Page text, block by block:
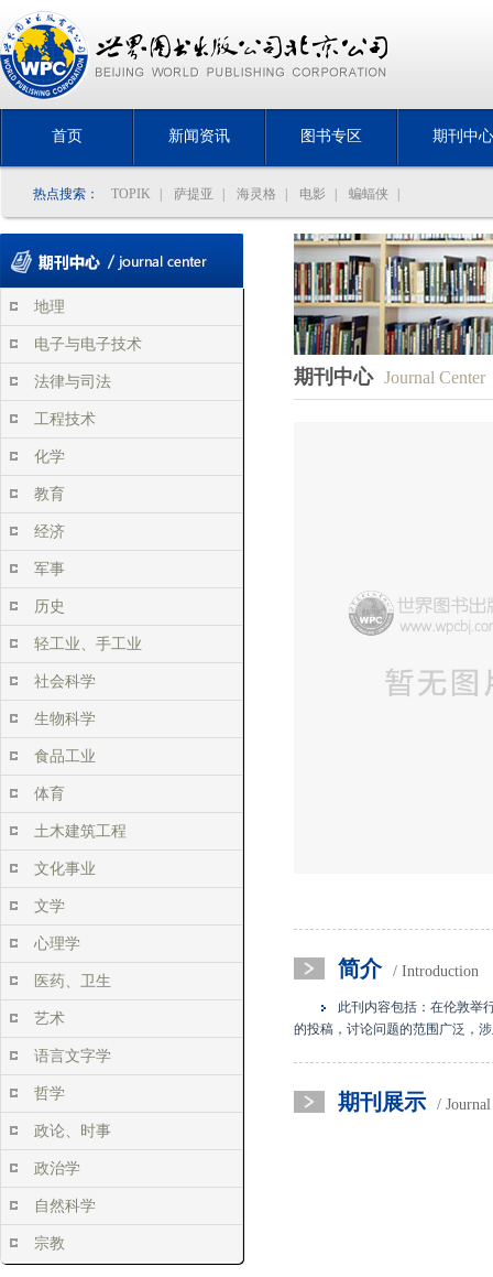
首页 新闻资讯 图书专区 期刊中心
热点搜索： TOPIK 萨提亚 海灵格 电影 蝙蝠侠
地理
电子与电子技术
法律与司法
工程技术
化学
教育
经济
军事
历史
轻工业、手工业
社会科学
生物科学
食品工业
体育
土木建筑工程
文化事业
文学
心理学
医药、卫生
艺术
语言文字学
哲学
政论、时事
政治学
自然科学
宗教
期刊中心 Journal Center
简介 / Introduction
此刊内容包括：在伦敦举
的投稿，讨论问题的范围广泛，
期刊展示 /